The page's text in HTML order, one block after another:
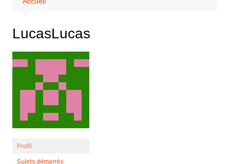
LucasLucas
Profil
Sujets démarrés